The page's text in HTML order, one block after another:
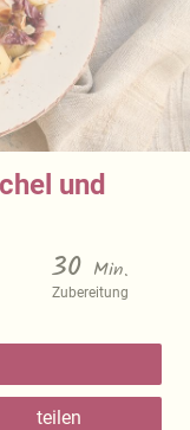
und
30 Min.
Zubereitung
teilen